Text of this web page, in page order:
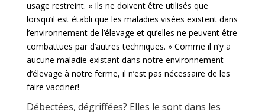
usage restreint. « Ils ne doivent être utilisés que
lorsqu’il est établi que les maladies visées existent dans
l’environnement de l’élevage et qu’elles ne peuvent être
combattues par d’autres techniques. » Comme il n’y a
aucune maladie existant dans notre environnement
d’élevage à notre ferme, il n’est pas nécessaire de les
faire vacciner!
Débectées, dégriffées? Elles le sont dans les